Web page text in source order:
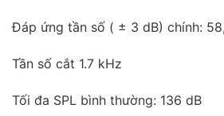
Đáp ứng tần số ( ± 3 dB) chính:
Tần số cắt 1.7 kHz
Tối đa SPL bình thường: 136 dB